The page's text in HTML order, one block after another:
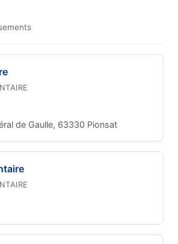
de Gaulle, 63330 Pionsat